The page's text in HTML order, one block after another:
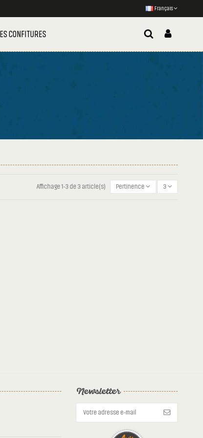
Français
LES CONFITURES
Affichage 1-3 de 3 article(s) Pertinence 3
Newsletter